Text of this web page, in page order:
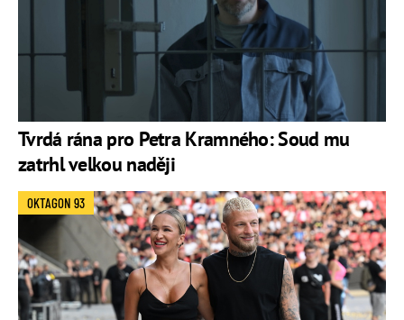
Tvrdá rána pro Petra Kramného: Soud mu
zatrhl velkou naději
OKTAGON 93